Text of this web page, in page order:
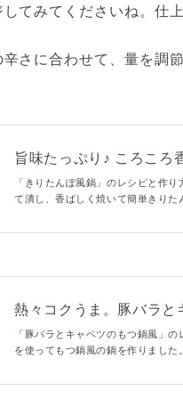
してみてくださいね。仕
さに合わせて、量を調
旨味たっぷり♪ ころころ
「きりたんぽ風鍋」のレシピと作
て潰し、香ばしく焼いて簡単きりた
よ。
熱々コクうま。豚バラと
「豚バラとキャベツのもつ鍋風」
を使ってもつ鍋風の鍋を作りました
も食べやすいひと品ですよ。